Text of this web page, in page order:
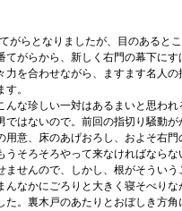
がらとなりましたが、目のあると
がらから、新しく右門の幕下に
を合わせながら、ますます名人
。
な珍しい一対はあるまいと思わ
はないので。前回の指切り騒動
意、床のあげおろし、およそ右
そろそろやって来なければなら
せんので、しかし、根がそうい
なかにごろりと大きく寝そべりな
。裏木戸のあたりとおぼしき方角